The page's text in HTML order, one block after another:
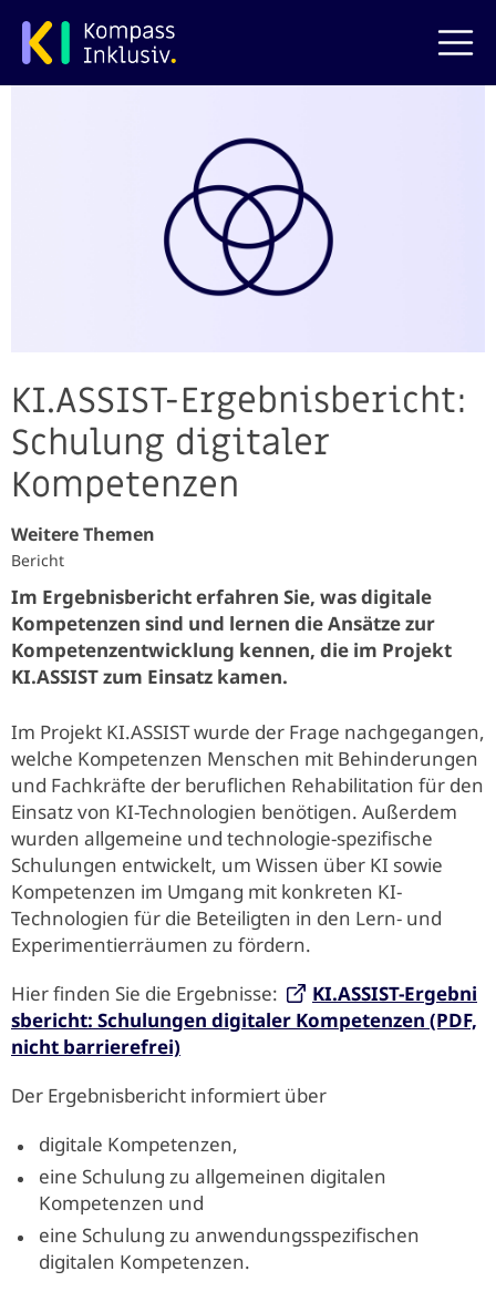
zum Hauptinhalt springen
KI.ASSIST-Ergebnisbericht:
Schulung digitaler
Kompetenzen
Weitere Themen
Bericht
Im Ergebnisbericht erfahren Sie, was digitale
Kompetenzen sind und lernen die Ansätze zur
Kompetenzentwicklung kennen, die im Projekt
KI.ASSIST zum Einsatz kamen.
Im Projekt KI.ASSIST wurde der Frage nachgegangen,
welche Kompetenzen Menschen mit Behinderungen
und Fachkräfte der beruflichen Rehabilitation für den
Einsatz von KI-Technologien benötigen. Außerdem
wurden allgemeine und technologie-spezifische
Schulungen entwickelt, um Wissen über KI sowie
Kompetenzen im Umgang mit konkreten KI-
Technologien für die Beteiligten in den Lern- und
Experimentierräumen zu fördern.
Hier finden Sie die Ergebnisse:
KI.ASSIST-Ergebni
sbericht: Schulungen digitaler Kompetenzen (PDF,
nicht barrierefrei)
Der Ergebnisbericht informiert über
digitale Kompetenzen,
eine Schulung zu allgemeinen digitalen
Kompetenzen und
eine Schulung zu anwendungsspezifischen
digitalen Kompetenzen.